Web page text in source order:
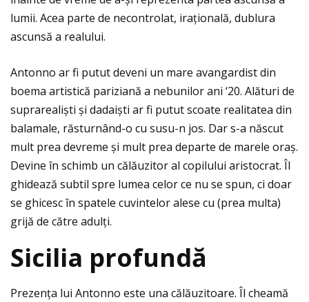
lumii. Acea parte de necontrolat, iraţională, dublura
ascunsă a realului.
Antonno ar fi putut deveni un mare avangardist din
boema artistică pariziană a nebunilor ani ‘20. Alături de
suprarealiști și dadaiști ar fi putut scoate realitatea din
balamale, răsturnând-o cu susu-n jos. Dar s-a născut
mult prea devreme și mult prea departe de marele oraș.
Devine în schimb un călăuzitor al copilului aristocrat. Îl
ghidează subtil spre lumea celor ce nu se spun, ci doar
se ghicesc în spatele cuvintelor alese cu (prea multa)
grijă de către adulţi.
Sicilia profundă
Prezenţa lui Antonno este una călăuzitoare. Îl cheamă